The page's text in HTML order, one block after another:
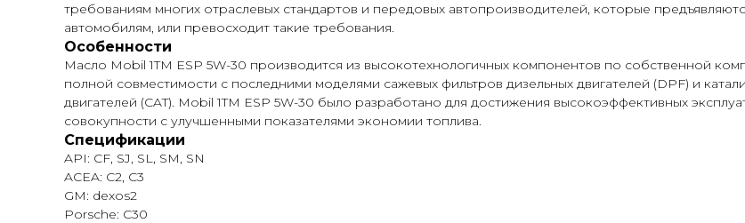
требованиям многих отраслевых стандартов и передовых автопроизводителей, которые
автомобилям, или превосходит такие требования.
Особенности
Масло Mobil 1TM ESP 5W-30 производится из высокотехнологичных компонентов по собственной
полной совместимости с последними моделями сажевых фильтров дизельных двигателей (DPF) и
двигателей (CAT). Mobil 1TM ESP 5W-30 было разработано для достижения высокоэффективных
совокупности с улучшенными показателями экономии топлива.
Спецификации
API: CF, SJ, SL, SM, SN
ACEA: C2, C3
GM: dexos2
Porsche: C30